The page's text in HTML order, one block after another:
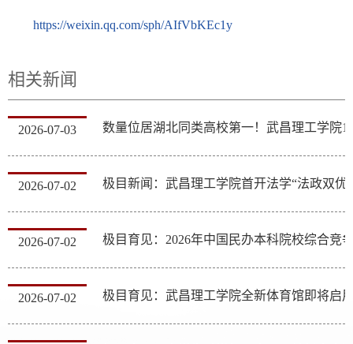
https://weixin.qq.com/sph/AIfVbKEc1y
相关新闻
2026-07-03
2026-07-02 极目新闻：武昌理工学院首开法学“法政双优
2026-07-02
2026-07-02 极目育见：武昌理工学院全新体育馆即将启